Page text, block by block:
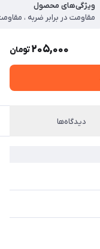
ویژگی‌های محصول
205,000تومان
دیدگاه‌ها